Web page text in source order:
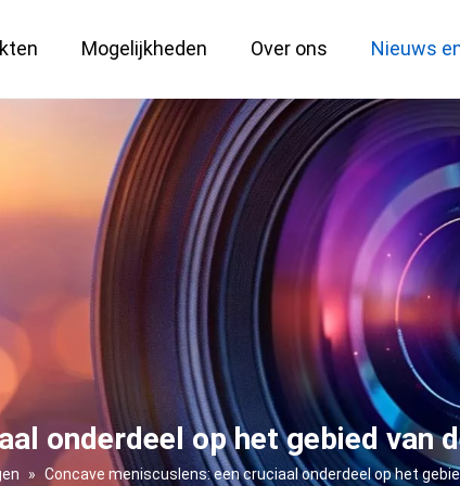
Mogelijkheden Over ons Nieuws
onderdeel op het gebied van
» Concave meniscuslens: een cruciaal onderdeel op het